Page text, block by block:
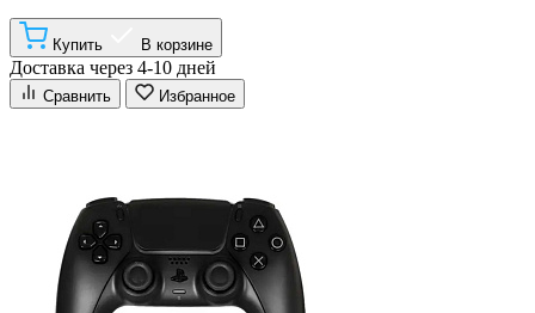
Купить В корзине
Доставка через 4-10 дней
Сравнить Избранное